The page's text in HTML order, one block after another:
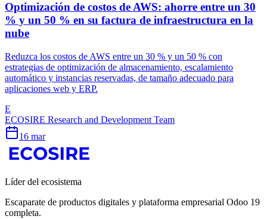
Optimización de costos de AWS: ahorre entre un 30
% y un 50 % en su factura de infraestructura en la
nube
Reduzca los costos de AWS entre un 30 % y un 50 % con
estrategias de optimización de almacenamiento, escalamiento
automático y instancias reservadas, de tamaño adecuado para
aplicaciones web y ERP.
E
ECOSIRE Research and Development Team
16 mar
Líder del ecosistema
Escaparate de productos digitales y plataforma empresarial Odoo 19
completa.